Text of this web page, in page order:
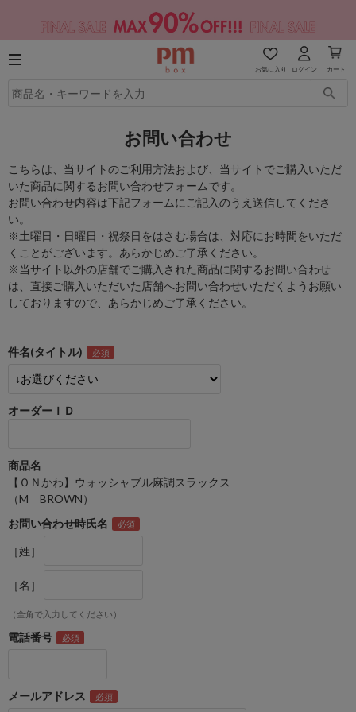
お気に入り ログイン カート
お問い合わせ
こちらは、当サイトのご利用方法および、当サイトでご購入いただ
いた商品に関するお問い合わせフォームです。
お問い合わせ内容は下記フォームにご記入のうえ送信してくださ
い。
※土曜日・日曜日・祝祭日をはさむ場合は、対応にお時間をいただ
くことがございます。あらかじめご了承ください。
※当サイト以外の店舗でご購入された商品に関するお問い合わせ
は、直接ご購入いただいた店舗へお問い合わせいただくようお願い
しておりますので、あらかじめご了承ください。
件名(タイトル)
オーダーＩＤ
商品名
【ＯＮかわ】ウォッシャブル麻調スラックス
（M BROWN）
お問い合わせ時氏名
［姓］
［名］
（全角で入力してください）
電話番号
メールアドレス